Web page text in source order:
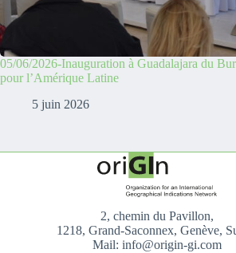
05/06/2026-Inauguration à Guadalajara du
pour l’Amérique Latine
5 juin 2026
2, chemin du Pavillon,
1218, Grand-Saconnex, Genève,
Mail: info@origin-gi.com